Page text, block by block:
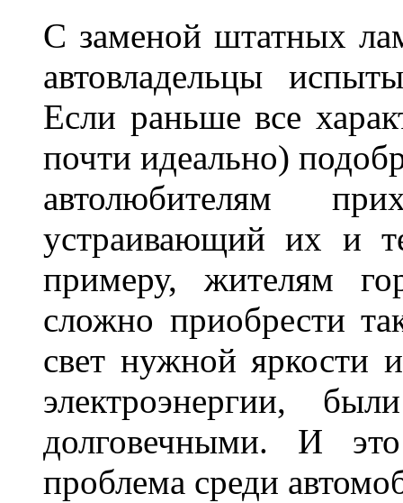
С заменой штатных
автовладельцы
Если раньше все
почти идеально)
автолюбителям
устраивающий их и
примеру, жителям
сложно приобрести
свет нужной яркости
электроэнергии,
долговечными. И
проблема среди